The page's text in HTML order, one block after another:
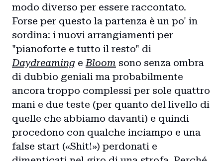
modo diverso per essere raccontato.
Forse per questo la partenza è un po' in
sordina: i nuovi arrangiamenti per
"pianoforte e tutto il resto" di
Daydreaming eBloom sono senza ombra
di dubbio geniali ma probabilmente
ancora troppo complessi per sole quattro
mani e due teste (per quanto del livello di
quelle che abbiamo davanti) e quindi
procedono con qualche inciampo e una
false start («Shit!») perdonati e